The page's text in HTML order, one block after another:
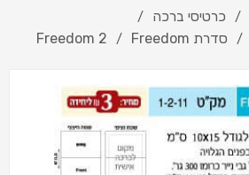
/ כרטיסי ברכה /
/ סדרת Freedom /
Freedom 2